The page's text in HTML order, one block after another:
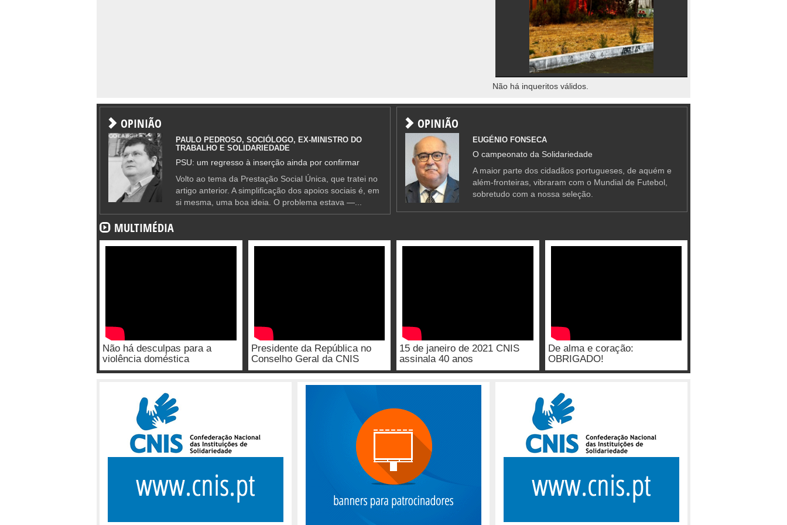
Não há inqueritos válidos.
OPINIÃO
PAULO PEDROSO, SOCIÓLOGO, EX-MINISTRO DO
TRABALHO E SOLIDARIEDADE
PSU: um regresso à inserção ainda por confirmar
Volto ao tema da Prestação Social Única, que tratei no
artigo anterior. A simplificação dos apoios sociais é, em
si mesma, uma boa ideia. O problema estava —...
OPINIÃO
EUGÉNIO FONSECA
O campeonato da Solidariedade
A maior parte dos cidadãos portugueses, de aquém e
além-fronteiras, vibraram com o Mundial de Futebol,
sobretudo com a nossa seleção.
MULTIMÉDIA
Não há desculpas para a
violência doméstica
Presidente da República no
Conselho Geral da CNIS
15 de janeiro de 2021 CNIS
assinala 40 anos
De alma e coração:
OBRIGADO!